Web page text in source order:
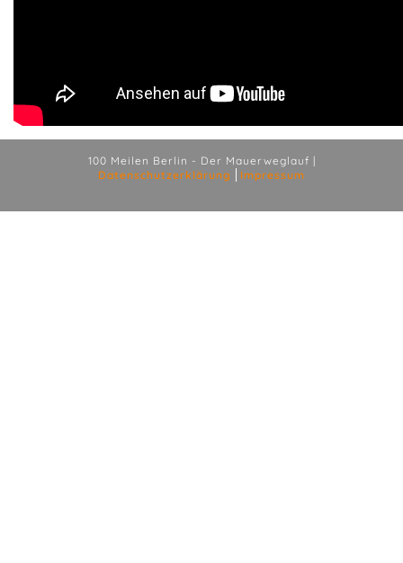
100 Meilen Berlin - Der Mauerweglauf |
Datenschutzerklärung
Impressum